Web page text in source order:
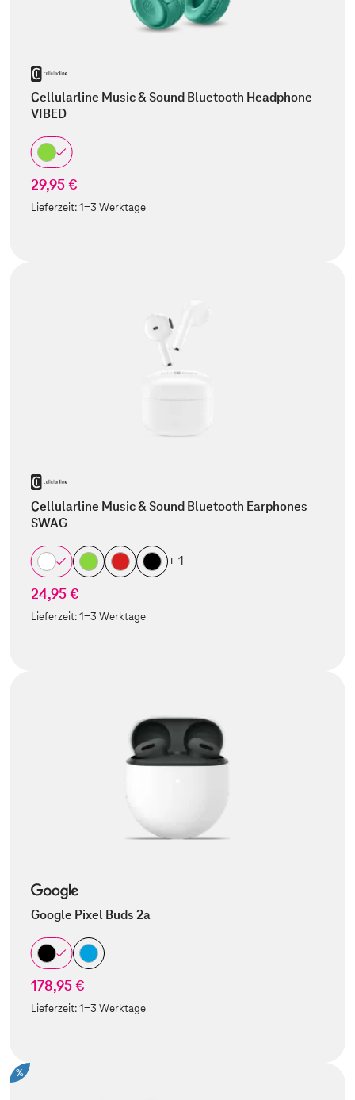
Cellularline Music & Sound Bluetooth Headphone
VIBED
29,95 €
Lieferzeit:1-3 Werktage
Cellularline Music & Sound Bluetooth Earphones
SWAG
+ 1
24,95 €
Lieferzeit:1-3 Werktage
Google Pixel Buds 2a
178,95 €
Lieferzeit:1-3 Werktage
%